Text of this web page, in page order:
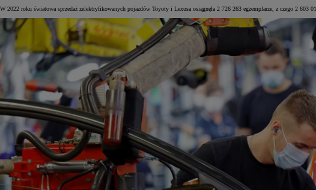
Od105 300 zł
Corolla Hatchback
HYBRID
W 2022 roku światowa sprzedaż zelektryfikowanych pojazdów Toyoty i Lexusa osiągnęła 2 726 263 egzemplarze, z czego 2